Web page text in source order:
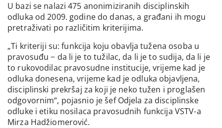
U bazi se nalazi 475 anonimiziranih disciplinskih
odluka od 2009. godine do danas, a građani ih mogu
pretraživati po različitim kriterijima.
„Ti kriteriji su: funkcija koju obavlja tužena osoba u
pravosuđu − da li je to tužilac, da li je to sudija, da li je
to rukovodilac pravosudne institucije, vrijeme kad je
odluka donesena, vrijeme kad je odluka objavljena,
disciplinski prekršaj za koji je neko tužen i proglašen
odgovornim“, pojasnio je šef Odjela za disciplinske
odluke i etiku nosilaca pravosudnih funkcija VSTV-a
Mirza Hadžiomerović.